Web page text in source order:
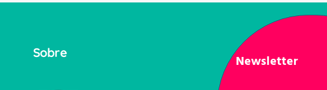
Sobre
Newsletter